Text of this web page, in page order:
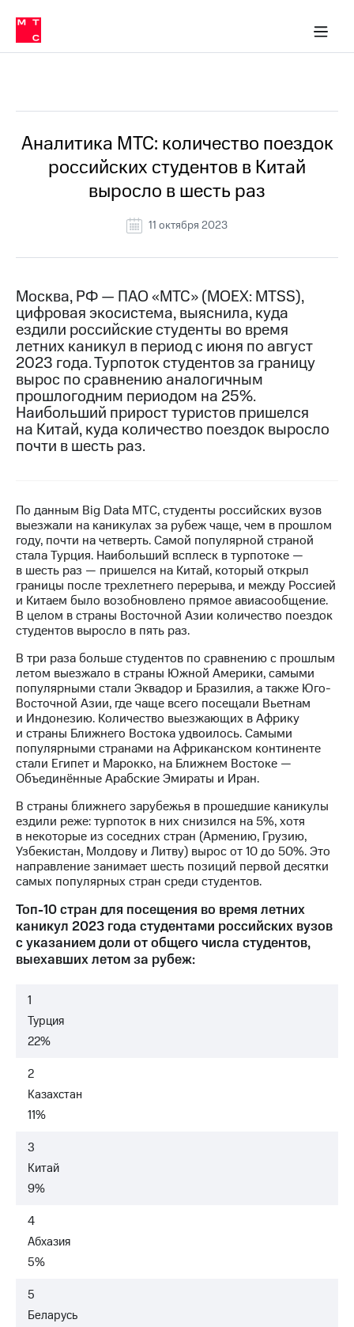
Медиа-центр
и акционерам
Устойчивое развитие
Комплаенс и деловая этика
компании
Карьера
История
компании
Руководство
информация
Контакты
Медиа-центр
Пресс-
релизы
МТС
о технологиях
Достижения
Интервью
Контакты
Новости
в
регионе
и акционерам
Корпоративное
управление
Корпоративный
секретарь
Раскрытие
информации
Информация
акционерам
Документы
ПАО
"МТС"
Собрания
акционеров
Личный
кабинет
акционера
Акционерный
капитал
Контроль
и
аудит
Рынок
акций
Дивиденды
именных
Реквизиты
в МТС
Пресс-
релизы
МТС
о технологиях
Аналитика МТС: количество поездок
российских студентов в Китай
выросло в шесть раз
11 октября 2023
Москва, РФ — ПАО «МТС» (MOEX: MTSS),
цифровая экосистема, выяснила, куда
ездили российские студенты во время
летних каникул в период с июня по август
2023 года. Турпоток студентов за границу
вырос по сравнению аналогичным
прошлогодним периодом на 25%.
Наибольший прирост туристов пришелся
на Китай, куда количество поездок выросло
почти в шесть раз.
По данным Big Data МТС, студенты российских вузов
выезжали на каникулах за рубеж чаще, чем в прошлом
году, почти на четверть. Самой популярной страной
стала Турция. Наибольший всплеск в турпотоке —
в шесть раз — пришелся на Китай, который открыл
границы после трехлетнего перерыва, и между Россией
и Китаем было возобновлено прямое авиасообщение.
В целом в страны Восточной Азии количество поездок
студентов выросло в пять раз.
В три раза больше студентов по сравнению с прошлым
летом выезжало в страны Южной Америки, самыми
популярными стали Эквадор и Бразилия, а также Юго-
Восточной Азии, где чаще всего посещали Вьетнам
и Индонезию. Количество выезжающих в Африку
и страны Ближнего Востока удвоилось. Самыми
популярными странами на Африканском континенте
стали Египет и Марокко, на Ближнем Востоке —
Объединённые Арабские Эмираты и Иран.
В страны ближнего зарубежья в прошедшие каникулы
ездили реже: турпоток в них снизился на 5%, хотя
в некоторые из соседних стран (Армению, Грузию,
Узбекистан, Молдову и Литву) вырос от 10 до 50%. Это
направление занимает шесть позиций первой десятки
самых популярных стран среди студентов.
Топ-10 стран для посещения во время летних
каникул 2023 года студентами российских вузов
с указанием доли от общего числа студентов,
выехавших летом за рубеж:
1
Турция
22%
2
Казахстан
11%
3
Китай
9%
4
Абхазия
5%
5
Беларусь